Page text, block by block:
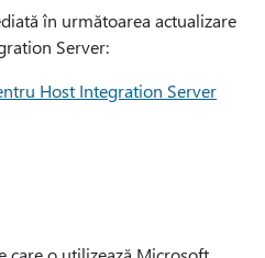
în următoarea actualizare
Server:
Host Integration Server